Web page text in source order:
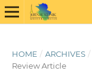
HOME / ARCHIVES /
Review Article